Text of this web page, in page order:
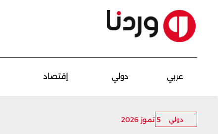
عربي دولي إقتصاد
دولي 5 تموز 2026